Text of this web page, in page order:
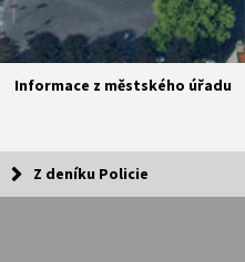
Informace z městského úřadu
Z deníku Policie